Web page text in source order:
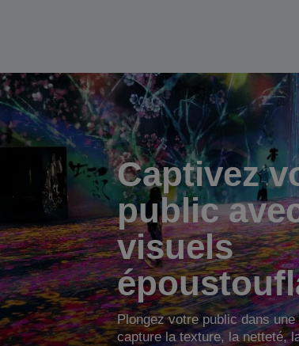
Captivez
public
visuels
Plongez votre public dans
capture la texture, la netteté,